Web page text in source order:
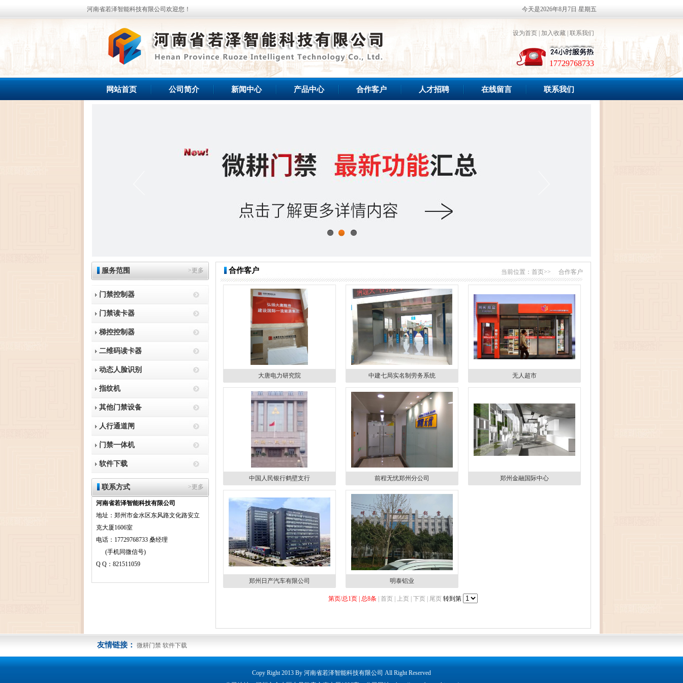
河南省若泽智能科技有限公司欢迎您！ 今天是2026年8月7日 星期五
设为首页| 加入收藏| 联系我们
17729768733
网站首页 公司简介 新闻中心 产品中心 合作客户 人才招聘 在线留言 联系我们
服务范围 >更多
门禁控制器
门禁读卡器
梯控控制器
二维码读卡器
动态人脸识别
指纹机
其他门禁设备
人行通道闸
门禁一体机
软件下载
联系方式 >更多
河南省若泽智能科技有限公司
地址：郑州市金水区东风路文化路安立
克大厦1606室
电话：17729768733 桑经理
(手机同微信号)
Q Q：821511059
合作客户 当前位置： 首页>> 合作客户
大唐电力研究院 中建七局实名制劳务系统 无人超市
中国人民银行鹤壁支行 前程无忧郑州分公司 郑州金融国际中心
郑州日产汽车有限公司 明泰铝业
第页/总1页 | 总8条 | 首页 | 上页 | 下页 | 尾页 转到第
友情链接： 微耕门禁 软件下载
Copy Right 2013 By 河南省若泽智能科技有限公司 All Right Reserved